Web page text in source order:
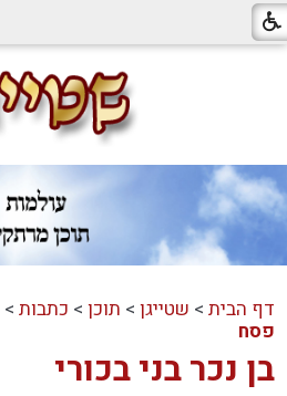
דף הבית > שטייגן > תוכן > כתבות >
פסח
בן נכר בני בכורי